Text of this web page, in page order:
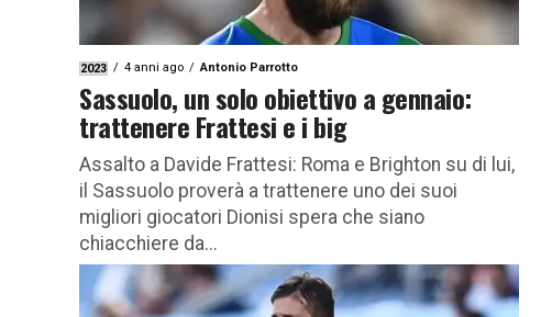
2023 4 anni ago Antonio Parrotto
Sassuolo, un solo obiettivo a gennaio:
trattenere Frattesi e i big
Assalto a Davide Frattesi: Roma e Brighton su di lui,
il Sassuolo proverà a trattenere uno dei suoi
migliori giocatori Dionisi spera che siano
chiacchiere da...